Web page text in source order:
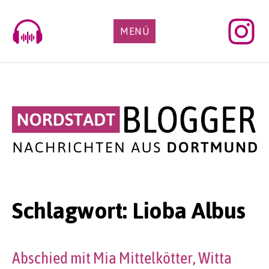
content
MENÜ
Schlagwort: Lioba Albus
Abschied mit Mia Mittelkötter, Witta